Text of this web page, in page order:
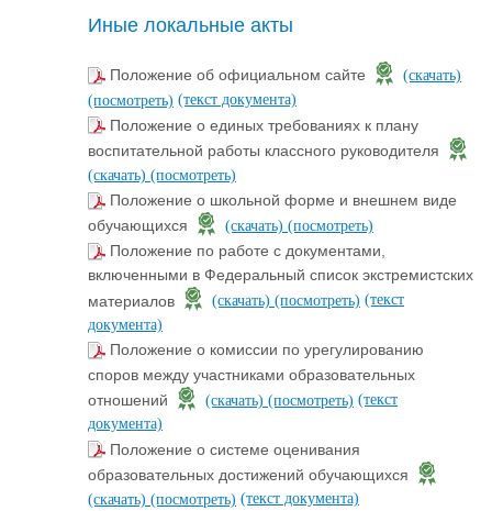
Иные локальные акты
Положение об официальном сайте
(скачать)
(посмотреть) (текст документа)
Положение о единых требованиях к плану
воспитательной работы классного руководителя
(скачать) (посмотреть)
Положение о школьной форме и внешнем виде
обучающихся
(скачать) (посмотреть)
Положение по работе с документами,
включенными в Федеральный список экстремистских
материалов
(скачать) (посмотреть) (текст
документа)
Положение о комиссии по урегулированию
споров между участниками образовательных
отношений
(скачать) (посмотреть) (текст
документа)
Положение о системе оценивания
образовательных достижений обучающихся
(скачать) (посмотреть) (текст документа)